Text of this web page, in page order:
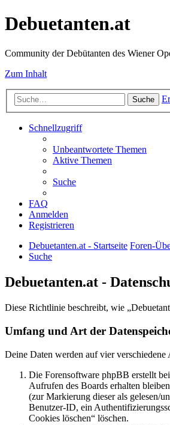
Debuetanten.at
Community der Debütanten des Wiener
Zum Inhalt
Suche
Schnellzugriff
Unbeantwortete Themen
Aktive Themen
Suche
FAQ
Anmelden
Registrieren
Debuetanten.at - Startseite Foren-
Suche
Debuetanten.at -
Diese Richtlinie beschreibt, wie
Umfang und Art der
Deine Daten werden auf vier verschiedene
Die Forensoftware phpBB erstellt
Aufrufen des Boards erhalten
(zur Markierung dieser als gelesen/
Benutzer-ID, ein
Cookies löschen“ löschen.